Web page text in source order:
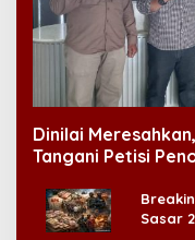
Dinilai
Tangani Petisi
Sasar